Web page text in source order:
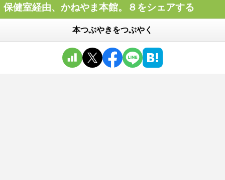
保健室経由、かねやま本館。８をシェアする
本つぶやきをつぶやく